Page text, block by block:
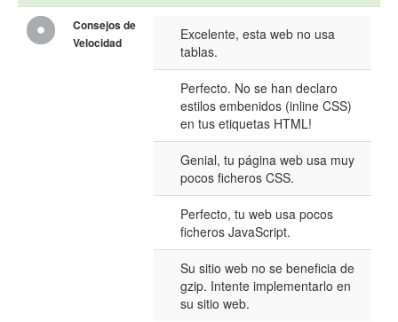
Consejos de
Velocidad
Excelente, esta web no usa
tablas.
Perfecto. No se han declaro
estilos embenidos (inline CSS)
en tus etiquetas HTML!
Genial, tu página web usa muy
pocos ficheros CSS.
Perfecto, tu web usa pocos
ficheros JavaScript.
Su sitio web no se beneficia de
gzip. Intente implementarlo en
su sitio web.